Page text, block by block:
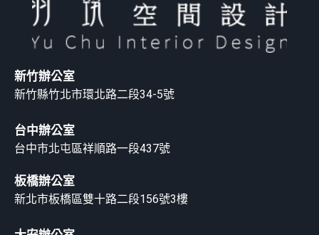
新竹辦公室
新竹縣竹北市環北路二段34-5號
台中辦公室
台中市北屯區祥順路一段437號
板橋辦公室
新北市板橋區雙十路二段156號3樓